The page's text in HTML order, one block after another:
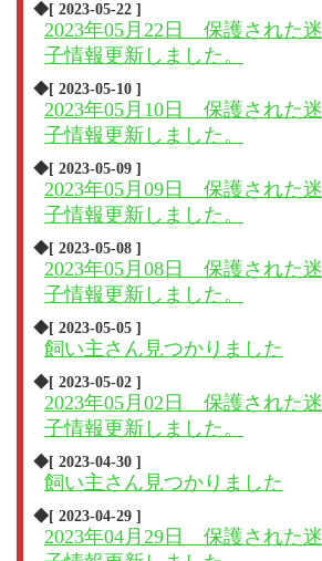
◆[ 2023-05-22 ]
2023年05月22日 保護された迷
子情報更新しました。
◆[ 2023-05-10 ]
2023年05月10日 保護された迷
子情報更新しました。
◆[ 2023-05-09 ]
2023年05月09日 保護された迷
子情報更新しました。
◆[ 2023-05-08 ]
2023年05月08日 保護された迷
子情報更新しました。
◆[ 2023-05-05 ]
飼い主さん見つかりました
◆[ 2023-05-02 ]
2023年05月02日 保護された迷
子情報更新しました。
◆[ 2023-04-30 ]
飼い主さん見つかりました
◆[ 2023-04-29 ]
2023年04月29日 保護された迷